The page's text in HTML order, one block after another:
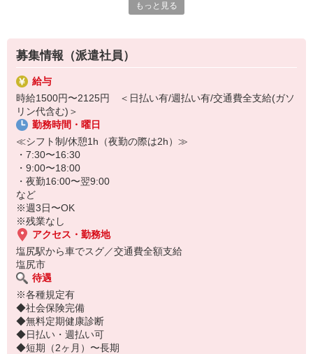
・患者さんのお手伝い、介助
など
サポート業務が中心なので、難しいことは特にありません！無資
格・未経験でもすぐに活躍できますよ♪ブランクがあっても問題な
し！
残業もありません！プライベートの予定も立てやすい♪お仕事のあと
にスグ推し事もできます◎
ご応募お待ちしております！
もっと見る
募集情報（派遣社員）
給与
時給1500円〜2125円 ＜日払い有/週払い有/交通費全支給(ガソ
リン代含む)＞
勤務時間・曜日
≪シフト制/休憩1h（夜勤の際は2h）≫
・7:30〜16:30
・9:00〜18:00
・夜勤16:00〜翌9:00
など
※週3日〜OK
※残業なし
アクセス・勤務地
塩尻駅から車でスグ／交通費全額支給
塩尻市
待遇
※各種規定有
◆社会保険完備
◆無料定期健康診断
◆日払い・週払い可
◆短期（2ヶ月）〜長期